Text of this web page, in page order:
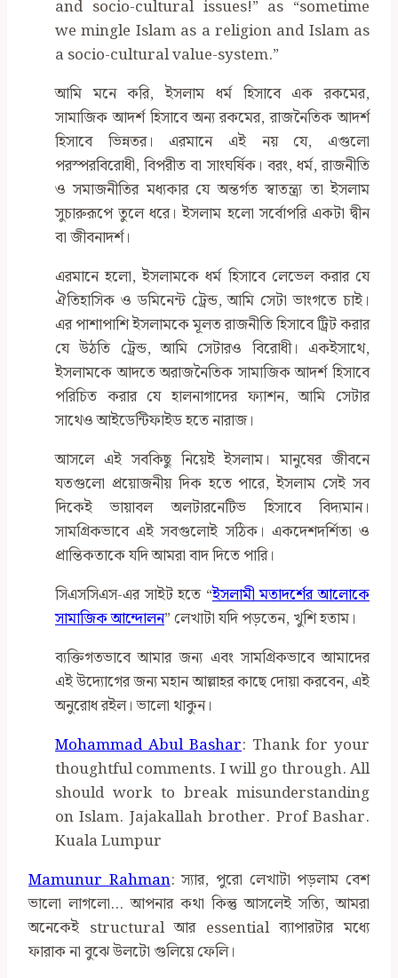
and socio-cultural issues!” as “sometime
we mingle Islam as a religion and Islam as
a socio-cultural value-system.”
আমি মনে করি, ইসলাম ধর্ম হিসাবে এক রকমের,
সামাজিক আদর্শ হিসাবে অন্য রকমের, রাজনৈতিক আদর্শ
হিসাবে ভিন্নতর। এরমানে এই নয় যে, এগুলো
পরস্পরবিরোধী, বিপরীত বা সাংঘর্ষিক। বরং, ধর্ম, রাজনীতি
ও সমাজনীতির মধ্যকার যে অন্তর্গত স্বাতন্ত্র্য তা ইসলাম
সুচারুরূপে তুলে ধরে। ইসলাম হলো সর্বোপরি একটা দ্বীন
বা জীবনাদর্শ।
এরমানে হলো, ইসলামকে ধর্ম হিসাবে লেভেল করার যে
ঐতিহাসিক ও ডমিনেন্ট ট্রেন্ড, আমি সেটা ভাংগতে চাই।
এর পাশাপাশি ইসলামকে মূলত রাজনীতি হিসাবে ট্রিট করার
যে উঠতি ট্রেন্ড, আমি সেটারও বিরোধী। একইসাথে,
ইসলামকে আদতে অরাজনৈতিক সামাজিক আদর্শ হিসাবে
পরিচিত করার যে হালনাগাদের ফ্যাশন, আমি সেটার
সাথেও আইডেন্টিফাইড হতে নারাজ।
আসলে এই সবকিছু নিয়েই ইসলাম। মানুষের জীবনে
যতগুলো প্রয়োজনীয় দিক হতে পারে, ইসলাম সেই সব
দিকেই ভায়াবল অলটারনেটিভ হিসাবে বিদ্যমান।
সামগ্রিকভাবে এই সবগুলোই সঠিক। একদেশদর্শিতা ও
প্রান্তিকতাকে যদি আমরা বাদ দিতে পারি।
সিএসসিএস-এর সাইট হতে “ইসলামী মতাদর্শের আলোকে
সামাজিক আন্দোলন” লেখাটা যদি পড়তেন, খুশি হতাম।
ব্যক্তিগতভাবে আমার জন্য এবং সামগ্রিকভাবে আমাদের
এই উদ্যোগের জন্য মহান আল্লাহর কাছে দোয়া করবেন, এই
অনুরোধ রইল। ভালো থাকুন।
Mohammad Abul Bashar: Thank for your
thoughtful comments. I will go through. All
should work to break misunderstanding
on Islam. Jajakallah brother. Prof Bashar.
Kuala Lumpur
Mamunur Rahman: স্যার, পুরো লেখাটা পড়লাম বেশ
ভালো লাগলো… আপনার কথা কিন্তু আসলেই সত্যি, আমরা
অনেকেই structural আর essential ব্যাপারটার মধ্যে
ফারাক না বুঝে উলটো গুলিয়ে ফেলি।